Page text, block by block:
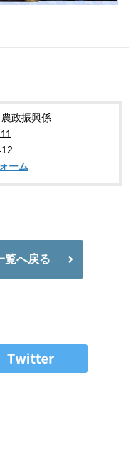
政振興係
ーム
覧へ戻る